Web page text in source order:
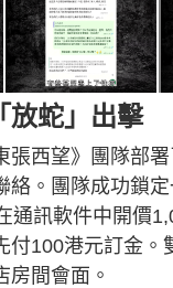
放蛇」出擊
張西望》團隊部
絡。團隊成功鎖
通訊軟件中開價
付100港元訂金。
房間會面。